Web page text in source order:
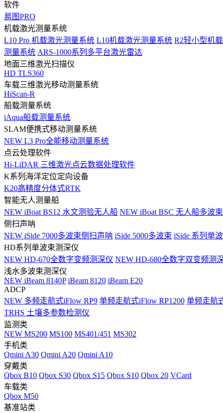
软件
易图PRO
机载激光测量系统
L10 Pro 机载激光测量系统 L10机载激光测量系统 R2轻小型机
测量系统 ARS-1000系列多平台激光雷达
地面三维激光扫描仪
HD TLS360
车载三维激光移动测量系统
HiScan-R
船载测量系统
iAqua船载测量系统
SLAM便携式移动测量系统
NEW L3 Pro全能移动测量系统
点云处理软件
Hi-LiDAR 三维激光点云数据处理软件
K系列海洋定位定向设备
K20高精度分体式RTK
智能无人测量船
NEW iBoat BS12 水文测验无人船 NEW iBoat BSC 无人船多波
侧扫声呐
NEW iSide 7000多波束侧扫声呐 iSide 5000多波束 iSide 系列单
HD系列单波束测深仪
NEW HD-670全数字变频测深仪 NEW HD-680全数字双变频测
浅水多波束测深仪
NEW iBeam 8140P iBeam 8120 iBeam E20
ADCP
NEW 多频走航式iFlow RP9 单频走航式iFlow RP1200 单频走航
TRHS 土壤多参数检测仪
监测类
NEW MS200 MS100 MS401/451 MS302
手机类
Qmini A30 Qmini A20 Qmini A10
穿戴类
Qbox B10 Qbox S30 Qbox S15 Qbox S10 Qbox 20 VCard
车载类
Qbox M50
基准站类